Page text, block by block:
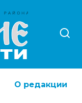
О редакции